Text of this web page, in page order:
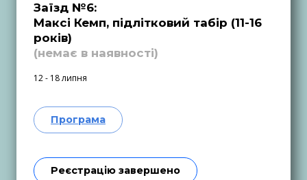
Заїзд №6:
Максі Кемп, підлітковий табір (11-16
років)
(немає в наявності)
12 - 18 липня
Програма
Реєстрацію завершено